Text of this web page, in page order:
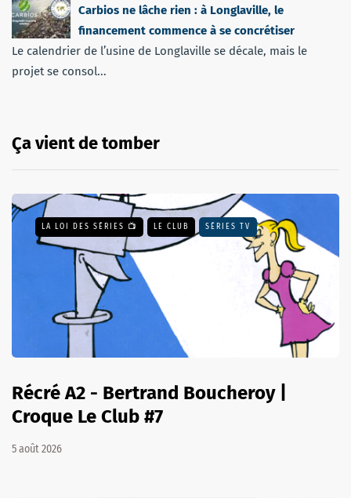
Carbios ne lâche rien : à Longlaville, le
financement commence à se concrétiser
Le calendrier de l’usine de Longlaville se décale, mais le
projet se consol...
Ça vient de tomber
LA LOI DES SÉRIES 📺 LE CLUB SÉRIES TV
Récré A2 - Bertrand Boucheroy |
Croque Le Club #7
5 août 2026